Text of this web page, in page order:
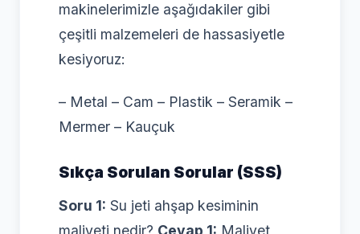
makinelerimizle aşağıdakiler gibi
çeşitli malzemeleri de hassasiyetle
kesiyoruz:
– Metal – Cam – Plastik – Seramik –
Mermer – Kauçuk
Sıkça Sorulan Sorular (SSS)
Soru 1: Su jeti ahşap kesiminin
maliyeti nedir? Cevap 1: Maliyet,